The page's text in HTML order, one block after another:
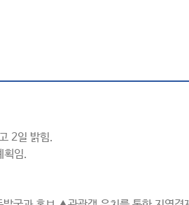
2일 밝힘.
획임.